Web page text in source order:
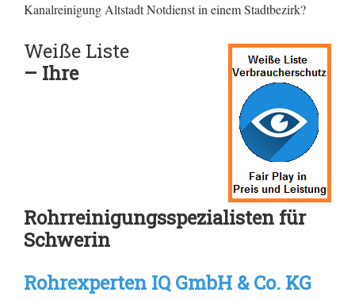
Kanalreinigung Altstadt Notdienst in einem Stadtbezirk?
Weiße Liste
– Ihre
Rohrreinigungsspezialisten für
Schwerin
Rohrexperten IQ GmbH & Co. KG